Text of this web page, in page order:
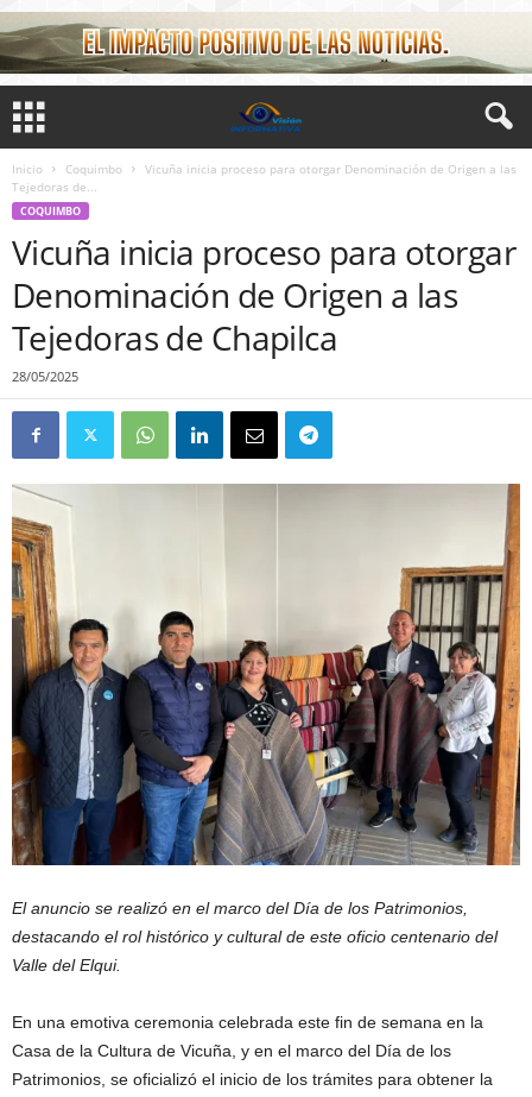
Inicio Coquimbo
Vicuña inicia proceso para otorgar Denominación de Origen a las
Tejedoras de...
COQUIMBO
Vicuña inicia proceso para otorgar
Denominación de Origen a las
Tejedoras de Chapilca
28/05/2025
El anuncio se realizó en el marco del Día de los Patrimonios,
destacando el rol histórico y cultural de este oficio centenario del
Valle del Elqui.
En una emotiva ceremonia celebrada este fin de semana en la
Casa de la Cultura de Vicuña, y en el marco del Día de los
Patrimonios, se oficializó el inicio de los trámites para obtener la